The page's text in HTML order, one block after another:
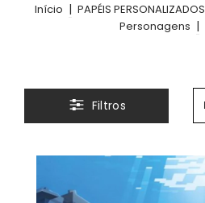
Início | PAPÉIS PERSONALIZADOS
Personagens |
Filtros